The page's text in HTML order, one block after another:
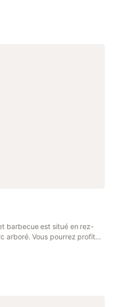
is a recently renovated
air-conditioned rooms with
barbecue est situé en rez-
arboré. Vous pourrez profiter
et bassin naturel,
1 à 4 personnes, le
équipée pour un